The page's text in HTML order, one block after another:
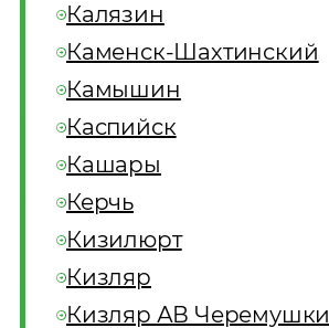
Калязин
Каменск-Шахтинский
Камышин
Каспийск
Кашары
Керчь
Кизилюрт
Кизляр
Кизляр АВ Черемушки